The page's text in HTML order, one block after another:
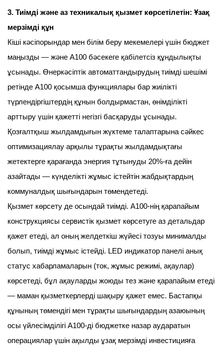
3. Тиімді және аз техникалық қызмет көрсетілетін: Ұзақ
мерзімді құн
Кіші кәсіпорындар мен білім беру мекемелері үшін бюджет
маңызды — және A100 бәсекеге қабілетсіз құндылықты
ұсынады. Өнеркәсіптік автоматтандырудың тиімді шешімі
ретінде A100 қосымша функциялары бар жиілікті
түрлендіргіштердің құнын болдырмастан, өнімділікті
арттыру үшін қажетті негізгі басқаруды ұсынады.
Қозғалтқыш жылдамдығын жүктеме талаптарына сәйкес
оптимизациялау арқылы тұрақты жылдамдықтағы
жетектерге қарағанда энергия тұтынуды 20%-ға дейін
азайтады — күнделікті жұмыс істейтін жабдықтардың
коммуналдық шығындарын төмендетеді.
Қызмет көрсету де осындай тиімді. A100-нің қарапайым
конструкциясы сервистік қызмет көрсетуге аз детальдар
қажет етеді, ал оның желдеткіш жүйесі тозуы минималды
болып, тиімді жұмыс істейді. LED индикатор панелі анық
статус хабарламаларын (ток, жұмыс режимі, ақаулар)
көрсетеді, бұл ақауларды жоюды тез және қарапайым етеді
— маман қызметкерлерді шақыру қажет емес. Бастапқы
құнының төмендігі мен тұрақты шығындардың азаюының
осы үйлесімділігі A100-ді бюджетке назар аударатын
операциялар үшін ақылды ұзақ мерзімді инвестицияға